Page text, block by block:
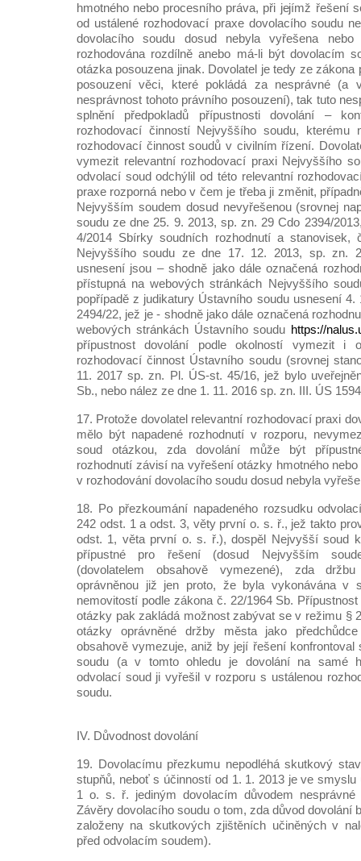
hmotného nebo procesního práva, při jejímž řešení
od ustálené rozhodovací praxe dovolacího soudu
dovolacího soudu dosud nebyla vyřešena
rozhodována rozdílně anebo má-li být dovolacím
otázka posouzena jinak. Dovolatel je tedy ze zákona
posouzení věci, které pokládá za nesprávné (a
nesprávnost tohoto právního posouzení), tak tuto
splnění předpokladů přípustnosti dovolání –
rozhodovací činností Nejvyššího soudu, kterému
rozhodovací činnost soudů v civilním řízení.
vymezit relevantní rozhodovací praxi Nejvyššího
odvolací soud odchýlil od této relevantní
praxe rozporná nebo v čem je třeba ji změnit,
Nejvyšším soudem dosud nevyřešenou (srovnej
soudu ze dne 25. 9. 2013, sp. zn. 29 Cdo 2394/
4/2014 Sbírky soudních rozhodnutí a stanovisek,
Nejvyššího soudu ze dne 17. 12. 2013, sp. zn.
usnesení jsou – shodně jako dále označená
přístupná na webových stránkách Nejvyššího
popřípadě z judikatury Ústavního soudu usnesení
2494/22, jež je - shodně jako dále označená
webových stránkách Ústavního soudu https://
přípustnost dovolání podle okolností vymezit i
rozhodovací činnost Ústavního soudu (srovnej
11. 2017 sp. zn. Pl. ÚS-st. 45/16, jež bylo
Sb., nebo nález ze dne 1. 11. 2016 sp. zn. III. ÚS
17. Protože dovolatel relevantní rozhodovací praxi
mělo být napadené rozhodnutí v rozporu,
soud otázkou, zda dovolání může být
rozhodnutí závisí na vyřešení otázky hmotného
v rozhodování dovolacího soudu dosud nebyla
18. Po přezkoumání napadeného rozsudku
242 odst. 1 a odst. 3, věty první o. s. ř., jež takto
odst. 1, věta první o. s. ř.), dospěl Nejvyšší soud
přípustné pro řešení (dosud Nejvyšším
(dovolatelem obsahově vymezené), zda
oprávněnou již jen proto, že byla vykonávána v
nemovitostí podle zákona č. 22/1964 Sb.
otázky pak zakládá možnost zabývat se v režimu §
otázky oprávněné držby města jako
obsahově vymezuje, aniž by její řešení konfrontoval
soudu (a v tomto ohledu je dovolání na samé
odvolací soud ji vyřešil v rozporu s ustálenou
soudu.
IV. Důvodnost dovolání
19. Dovolacímu přezkumu nepodléhá skutkový
stupňů, neboť s účinností od 1. 1. 2013 je ve smyslu
1 o. s. ř. jediným dovolacím důvodem nesprávné
Závěry dovolacího soudu o tom, zda důvod dovolání
založeny na skutkových zjištěních učiněných v
před odvolacím soudem).